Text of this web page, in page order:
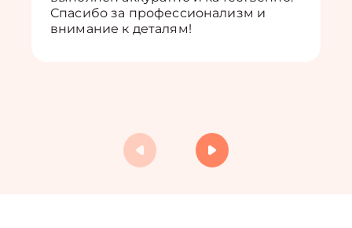
Спасибо за профессионализм и
внимание к деталям!